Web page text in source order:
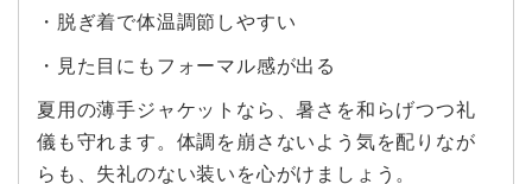
・脱ぎ着で体温調節しやすい
・見た目にもフォーマル感が出る
夏用の薄手ジャケットなら、暑さを和らげつつ礼
儀も守れます。体調を崩さないよう気を配りなが
らも、失礼のない装いを心がけましょう。